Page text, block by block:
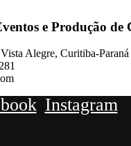
e Produção de
Alegre, Curitiba-Paraná
Instagram